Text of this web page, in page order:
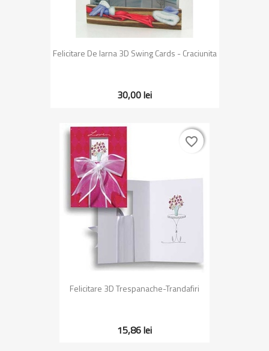
Felicitare De Iarna 3D Swing Cards - Craciunita
30,00 lei
Felicitare 3D Trespanache-Trandafiri
15,86 lei
favorite_border
favorite_border